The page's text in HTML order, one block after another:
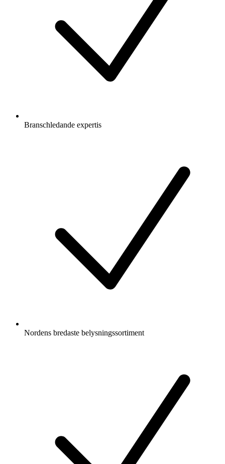
Branschledande expertis
Nordens bredaste belysningssortiment